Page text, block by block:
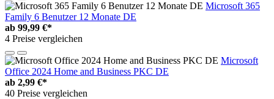
Microsoft 365
Family 6 Benutzer 12 Monate DE
ab 99,99 €*
4 Preise vergleichen
Microsoft
Office 2024 Home and Business PKC DE
ab 2,99 €*
40 Preise vergleichen